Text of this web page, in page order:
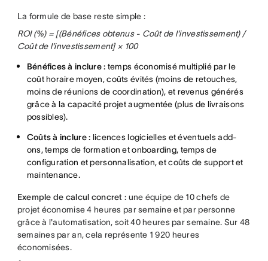
La formule de base reste simple :
ROI (%) = [(Bénéfices obtenus - Coût de l'investissement) /
Coût de l'investissement] × 100
Bénéfices à inclure : temps économisé multiplié par le
coût horaire moyen, coûts évités (moins de retouches,
moins de réunions de coordination), et revenus générés
grâce à la capacité projet augmentée (plus de livraisons
possibles).
Coûts à inclure : licences logicielles et éventuels add-
ons, temps de formation et onboarding, temps de
configuration et personnalisation, et coûts de support et
maintenance.
Exemple de calcul concret : une équipe de 10 chefs de
projet économise 4 heures par semaine et par personne
grâce à l'automatisation, soit 40 heures par semaine. Sur 48
semaines par an, cela représente 1 920 heures
économisées.